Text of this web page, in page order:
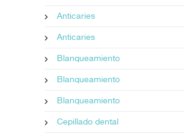
Anticaries
Anticaries
Blanqueamiento
Blanqueamiento
Blanqueamiento
Cepillado dental